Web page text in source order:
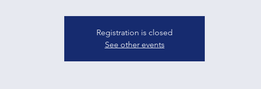
Registration is closed
See other events